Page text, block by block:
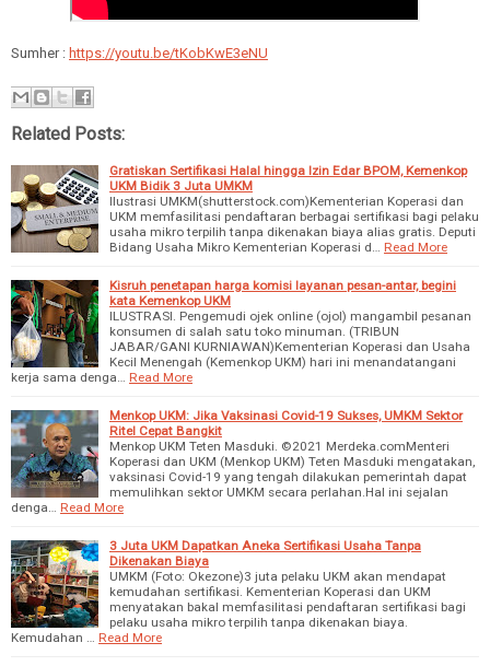
Sumher : https://youtu.be/tKobKwE3eNU
Related Posts:
Gratiskan Sertifikasi Halal hingga Izin Edar BPOM, Kemenkop
UKM Bidik 3 Juta UMKM
Ilustrasi UMKM(shutterstock.com)Kementerian Koperasi dan
UKM memfasilitasi pendaftaran berbagai sertifikasi bagi pelaku
usaha mikro terpilih tanpa dikenakan biaya alias gratis. Deputi
Bidang Usaha Mikro Kementerian Koperasi d…
Read More
Kisruh penetapan harga komisi layanan pesan-antar, begini
kata Kemenkop UKM
ILUSTRASI. Pengemudi ojek online (ojol) mangambil pesanan
konsumen di salah satu toko minuman. (TRIBUN
JABAR/GANI KURNIAWAN)Kementerian Koperasi dan Usaha
Kecil Menengah (Kemenkop UKM) hari ini menandatangani
kerja sama denga…
Read More
Menkop UKM: Jika Vaksinasi Covid-19 Sukses, UMKM Sektor
Ritel Cepat Bangkit
Menkop UKM Teten Masduki. ©2021 Merdeka.comMenteri
Koperasi dan UKM (Menkop UKM) Teten Masduki mengatakan,
vaksinasi Covid-19 yang tengah dilakukan pemerintah dapat
memulihkan sektor UMKM secara perlahan.Hal ini sejalan
denga…
Read More
3 Juta UKM Dapatkan Aneka Sertifikasi Usaha Tanpa
Dikenakan Biaya
UMKM (Foto: Okezone)3 juta pelaku UKM akan mendapat
kemudahan sertifikasi. Kementerian Koperasi dan UKM
menyatakan bakal memfasilitasi pendaftaran sertifikasi bagi
pelaku usaha mikro terpilih tanpa dikenakan biaya.
Kemudahan …
Read More